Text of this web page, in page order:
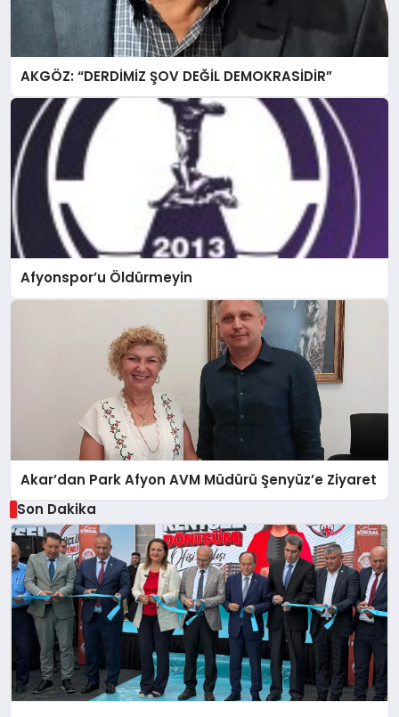
AKGÖZ: “DERDİMİZ ŞOV DEĞİL DEMOKRASİDİR”
Afyonspor’u Öldürmeyin
Akar’dan Park Afyon AVM Müdürü Şenyüz’e Ziyaret
Son Dakika